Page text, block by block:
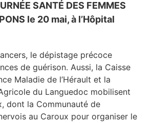
SANTÉ DES FEMMES
le 20 mai, à l’Hôpital
le dépistage précoce
de guérison. Aussi, la Caisse
Maladie de l’Hérault et la
du Languedoc mobilisent
dont la Communauté de
au Caroux pour organiser le